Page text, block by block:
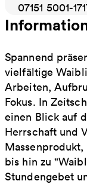
07151 5001-
Spannend
vielfältige
Arbeiten,
Fokus. In
einen Blick auf
Herrschaft und
bis hin zu
Stundengebet